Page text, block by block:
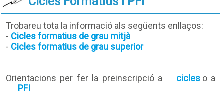
Trobareu tota la informació als següents enllaços:
- Cicles formatius de grau mitjà
- Cicles formatius de grau superior
Orientacions per fer la preinscripció a cicles o a
PFI